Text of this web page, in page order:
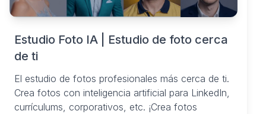
Estudio Foto IA | Estudio de foto cerca
de ti
El estudio de fotos profesionales más cerca de ti.
Crea fotos con inteligencia artificial para LinkedIn,
currículums, corporativos, etc. ¡Crea fotos